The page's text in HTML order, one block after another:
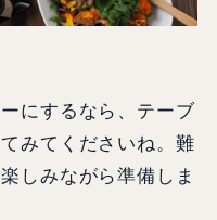
にするなら、テーブ
みてくださいね。難
しみながら準備しま